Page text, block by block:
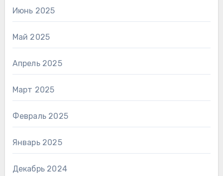
Июнь 2025
Май 2025
Апрель 2025
Март 2025
Февраль 2025
Январь 2025
Декабрь 2024